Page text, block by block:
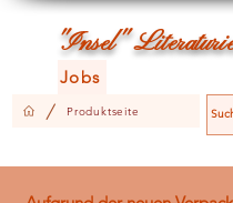
"Insel"L
/ Produktseite
Jobs